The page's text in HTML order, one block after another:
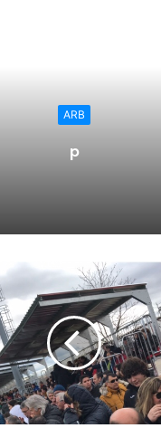
en el
buena o mala
discurrir del
la veteranía de
y Dani – se
acostumbradas a
por decantar el
Lalinde (30-26).
ARB
p